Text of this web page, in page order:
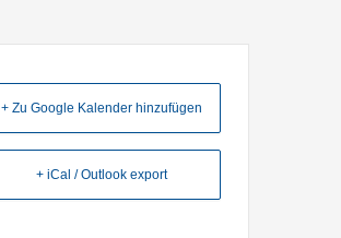
+ Zu Google Kalender hinzufügen
+ iCal / Outlook export